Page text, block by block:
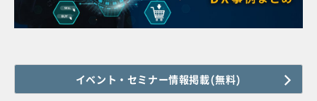
イベント・セミナー情報掲載(無料)